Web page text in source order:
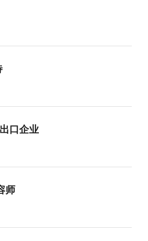
口企业
师